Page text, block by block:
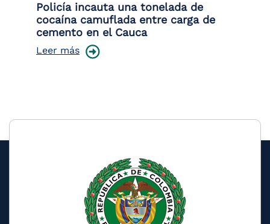
Policía incauta una tonelada de
cocaína camuflada entre carga de
cemento en el Cauca
Leer más